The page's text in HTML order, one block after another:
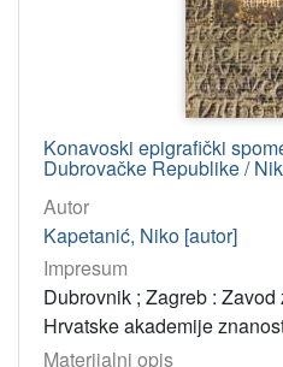
Konavoski epigrafički
Dubrovačke Republike /
Autor
Kapetanić, Niko [autor]
Impresum
Dubrovnik ; Zagreb :
Hrvatske akademije
Materijalni opis